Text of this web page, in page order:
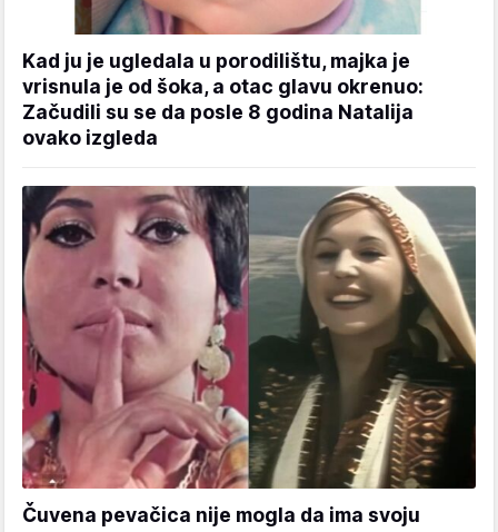
Kad ju je ugledala u porodilištu, majka je
vrisnula je od šoka, a otac glavu okrenuo:
Začudili su se da posle 8 godina Natalija
ovako izgleda
Čuvena pevačica nije mogla da ima svoju